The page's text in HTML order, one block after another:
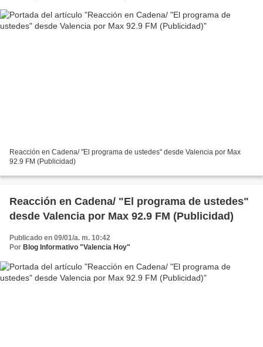
Reacción en Cadena/ "El programa de ustedes" desde Valencia por Max
92.9 FM (Publicidad)
Reacción en Cadena/ "El programa de ustedes"
desde Valencia por Max 92.9 FM (Publicidad)
Publicado en 09/01/a. m. 10:42
Por Blog Informativo "Valencia Hoy"